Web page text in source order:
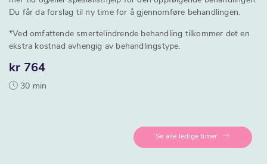
Du får da forslag til ny time for å gjennomføre behandlingen.
*Ved omfattende smertelindrende behandling tilkommer det en
ekstra kostnad avhengig av behandlingstype.
kr 764
30 min
Se alle ledige timer